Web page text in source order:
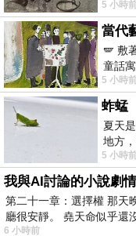
粒感
5 小時
🪽 敷
童話
翼的
5 小時
蚱蜢
夏天
地方
在車
5 小時
我與AI討論的小說劇
第二十一章：選擇權 那天
廳很安靜。 堯天命似乎還
6 小時前